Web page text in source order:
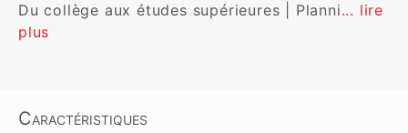
Du collège aux études supérieures | Planni... lire
plus
Caractéristiques